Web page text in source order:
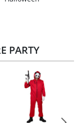
PARTY